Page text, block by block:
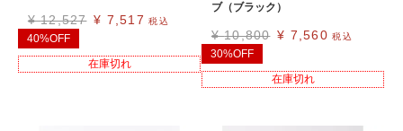
¥ 12,527 ¥ 7,517 税込
40%OFF
在庫切れ
ブ（ブラック）
¥ 10,800 ¥ 7,560 税込
30%OFF
在庫切れ